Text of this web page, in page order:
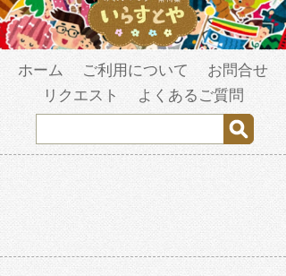
ホーム ご利用について
お問合せ
リクエスト
よくあるご質問